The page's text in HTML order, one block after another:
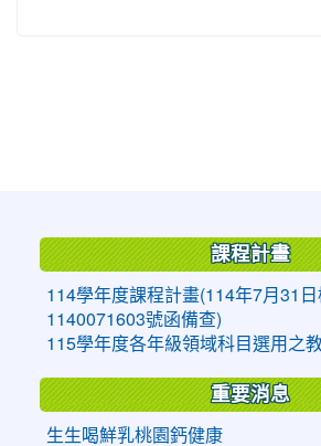
課程計畫
114學年度課程計畫(114年7月31
1140071603號函備查)
115學年度各年級領域科目選用之
重要消息
生生喝鮮乳桃園鈣健康